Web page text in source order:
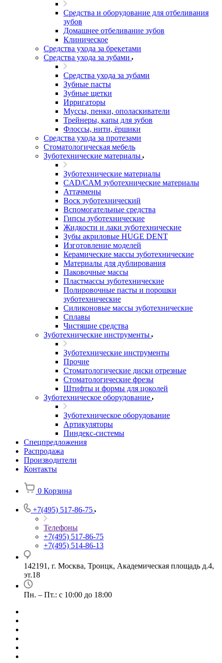
Средства и оборудование для отбеливания
зубов
Домашнее отбеливание зубов
Клиническое
Средства ухода за брекетами
Средства ухода за зубами
Средства ухода за зубами
Зубные пасты
Зубные щетки
Ирригаторы
Муссы, пенки, ополаскиватели
Трейнеры, капы для зубов
Флоссы, нити, ёршики
Средства ухода за протезами
Стоматологическая мебель
Зуботехнические материалы
Зуботехнические материалы
CAD/CAM зуботехнические материалы
Аттачмены
Воск зуботехнический
Вспомогательные средства
Гипсы зуботехнические
Жидкости и лаки зуботехнические
Зубы акриловые HUGE DENT
Изготовление моделей
Керамические массы зуботехнические
Материалы для дублирования
Паковочные массы
Пластмассы зуботехнические
Полировочные пасты и порошки
зуботехнические
Силиконовые массы зуботехнические
Сплавы
Чистящие средства
Зуботехнические инструменты
Зуботехнические инструменты
Прочие
Стоматологические диски отрезные
Стоматологические фрезы
Штифты и формы для цоколей
Зуботехническое оборудование
Зуботехническое оборудование
Артикуляторы
Пиндекс-системы
Спецпредложения
Распродажа
Производители
Контакты
0 Корзина
+7(495) 517-86-75
Телефоны
+7(495) 517-86-75
+7(495) 514-86-13
142191, г. Москва, Троицк, Академическая площадь д.4,
эт.18
Пн. – Пт.: с 10:00 до 18:00